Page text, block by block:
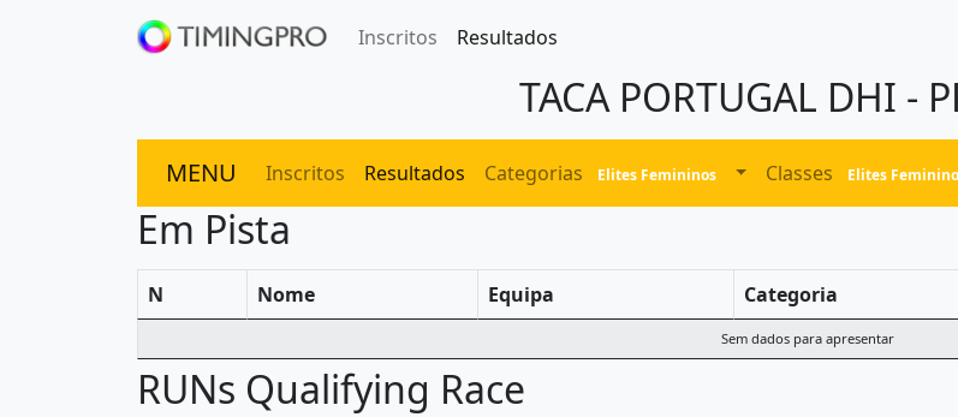
Inscritos Resultados
TACA PORTUGAL DHI -
MENU Inscritos Resultados Categorias Elites Femininos Classes Elites Feminino
Em Pista
N Nome Equipa Categoria
Sem dados para apresentar
RUNs Qualifying Race